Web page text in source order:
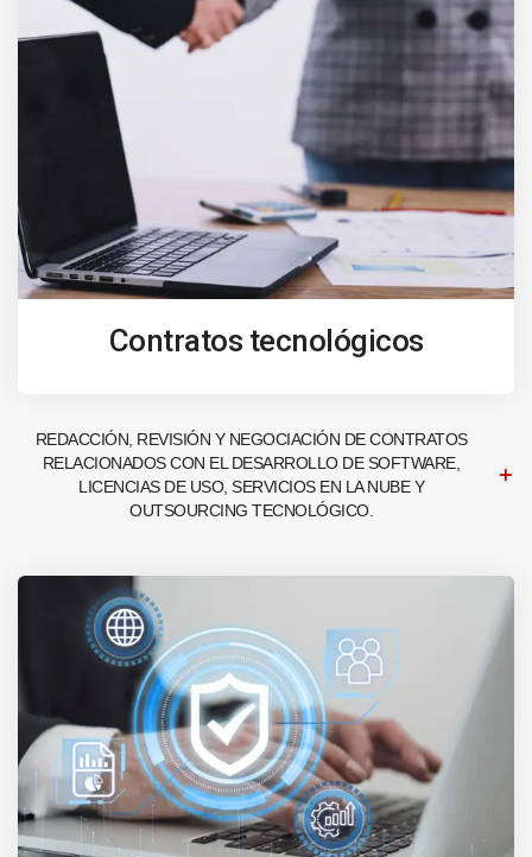
Contratos tecnológicos
REDACCIÓN, REVISIÓN Y NEGOCIACIÓN DE CONTRATOS
RELACIONADOS CON EL DESARROLLO DE SOFTWARE,
LICENCIAS DE USO, SERVICIOS EN LA NUBE Y
OUTSOURCING TECNOLÓGICO.